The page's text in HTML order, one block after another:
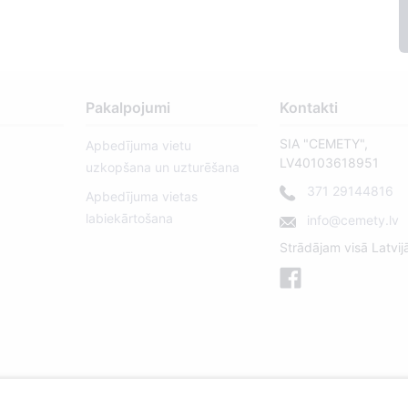
Pakalpojumi
Apbedījuma vietu
uzkopšana un uzturēšana
Apbedījuma vietas
labiekārtošana
Kontakti
SIA "CEMETY",
LV40103618951
371 29144816
info@cemety.lv
Strādājam visā